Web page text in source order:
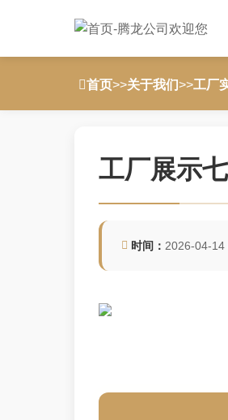
首页>>关于我们>>工厂
工厂展示七
时间： 2026-04-14